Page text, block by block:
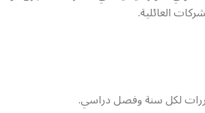
العائلية.
لكل سنة وفصل دراسي.